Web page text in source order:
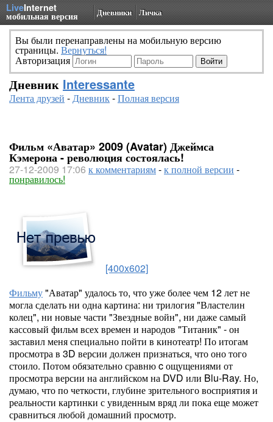
LiveInternet
мобильная версия Дневники Личка
Вы были перенаправлены на мобильную версию
страницы. Вернуться!
Авторизация
Дневник Interessante
Лента друзей -Дневник-Полная версия
Фильм «Аватар» 2009 (Avatar) Джеймса
Кэмерона - революция состоялась!
27-12-2009 17:06 к комментариям-к полной версии -
понравилось!
[400x602]
Фильму"Аватар" удалось то, что уже более чем 12 лет не
могла сделать ни одна картина: ни трилогия "Властелин
колец", ни новые части "Звездные войн", ни даже самый
кассовый фильм всех времен и народов "Титаник" - он
заставил меня специально пойти в кинотеатр! По итогам
просмотра в 3D версии должен признаться, что оно того
стоило. Потом обязательно сравню c ощущениями от
просмотра версии на английском на DVD или Blu-Ray. Но,
думаю, что по четкости, глубине зрительного восприятия и
реальности картинки с увиденным вряд ли пока еще может
сравниться любой домашний просмотр.